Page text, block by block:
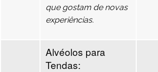
que gostam de novas
experiências.
Alvéolos para
Tendas: